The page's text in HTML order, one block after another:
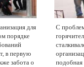
для
порядке
в первую
забота о
С
подобная